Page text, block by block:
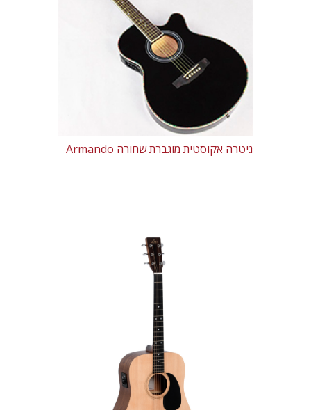
גיטרה אקוסטית מוגברת שחורה Armando